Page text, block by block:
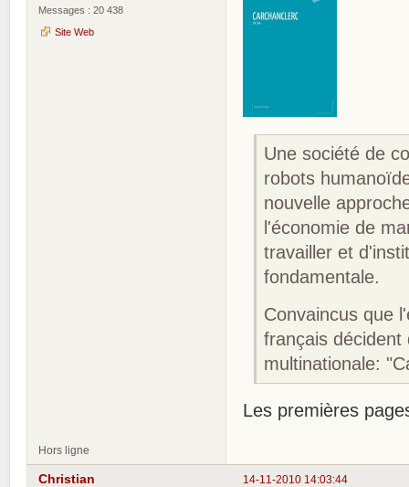
Messages : 20 438
Site Web
Une société de
robots
nouvelle
l'économie de
travailler et
fondamentale.
Convaincus que
français décident
multinationale:
Les premières
Hors ligne
14-11-2010 14:03:44
Christian